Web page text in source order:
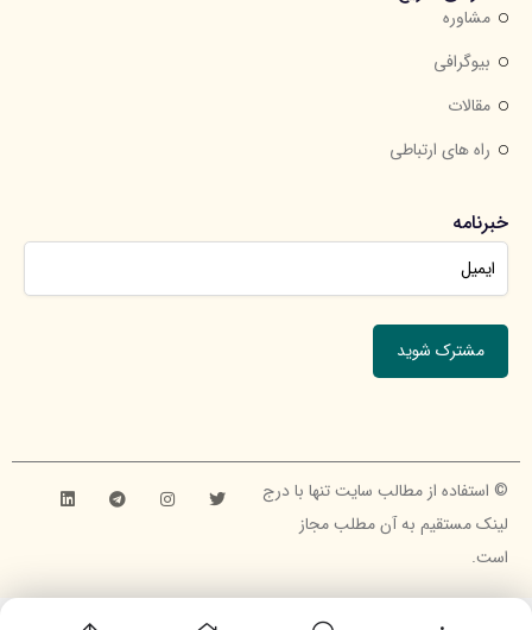
مشاوره
بیوگرافی
مقالات
راه های ارتباطی
خبرنامه
جهت عضویت در خبرنامه ایمیل خود را وارد کنید.
© استفاده از مطالب سایت تنها با درج
لینک مستقیم به آن مطلب مجاز
است.